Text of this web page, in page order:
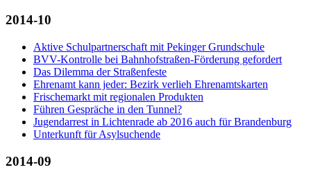
2014-10
Aktive Schulpartnerschaft mit Pekinger Grundschule
BVV-Kontrolle bei Bahnhofstraßen-Förderung gefordert
Das Dilemma der Straßenfeste
Ehrenamt kann jeder: Bezirk verlieh Ehrenamtskarten
Frischemarkt mit regionalen Produkten
Führen Gespräche in den Tunnel?
Jugendarrest in Lichtenrade ab 2016 auch für Brandenburg
Unterkunft für Asylsuchende
2014-09